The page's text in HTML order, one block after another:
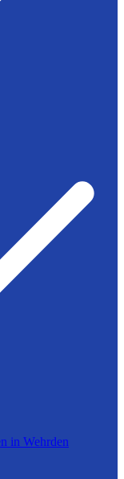
in Wehrden